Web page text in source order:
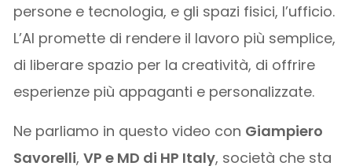
persone e tecnologia, e gli spazi fisici, l’ufficio.
L’AI promette di rendere il lavoro più semplice,
di liberare spazio per la creatività, di offrire
esperienze più appaganti e personalizzate.
Ne parliamo in questo video con Giampiero
Savorelli,VP e MD di HP Italy, società che sta